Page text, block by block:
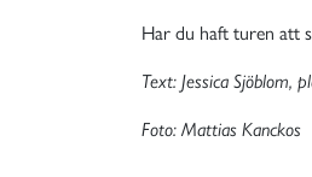
Har du haft turen att
Text: Jessica Sjöblom,
Foto: Mattias Kanckos